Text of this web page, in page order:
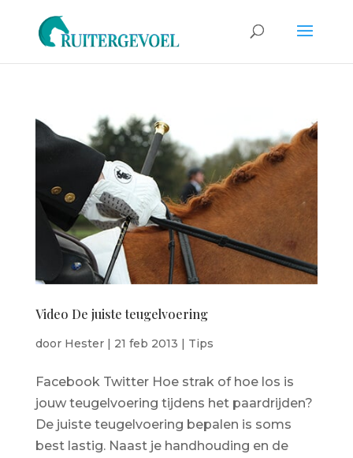
Video De juiste teugelvoering
door Hester| 21 feb 2013 | Tips
Facebook Twitter Hoe strak of hoe los is
jouw teugelvoering tijdens het paardrijden?
De juiste teugelvoering bepalen is soms
best lastig. Naast je handhouding en de